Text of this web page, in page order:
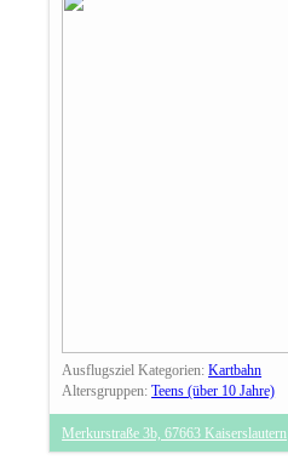
Ausflugsziel Kategorien:Kartbahn
Altersgruppen:Teens (über 10 Jahre)
Merkurstraße 3b, 67663 Kaiserslautern